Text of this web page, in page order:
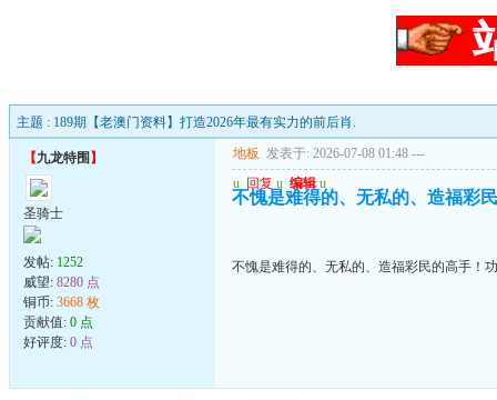
主题 : 189期【老澳门资料】打造2026年最有实力的前后肖.
【九龙特围 】
圣骑士
发帖: 1252
威望: 8280 点
铜币: 3668 枚
贡献值: 0 点
好评度: 0 点
地板 发表于: 2026-07-08 01:48 ---
u 回复 u 编辑 u
不愧是难得的、无私的、造福彩
不愧是难得的、无私的、造福彩民的高手！